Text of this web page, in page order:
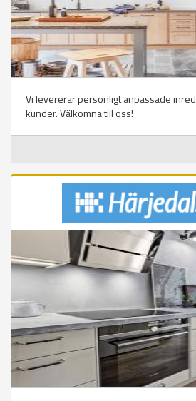
Vi levererar personligt anpassade
kunder. Välkomna till oss!